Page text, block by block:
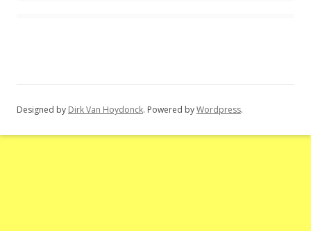
Designed by Dirk Van Hoydonck. Powered byWordpress.